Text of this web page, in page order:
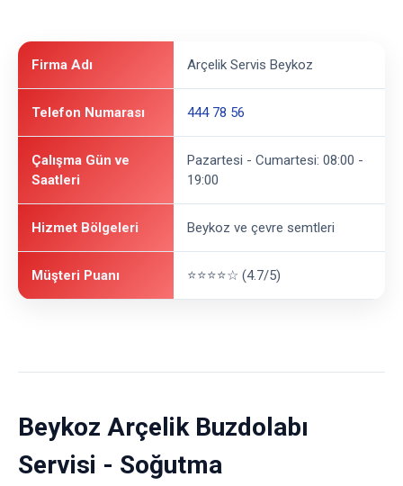
Firma Adı Arçelik Servis Beykoz
Telefon Numarası 444 78 56
Çalışma Gün ve
Saatleri
Pazartesi - Cumartesi: 08:00 -
19:00
Hizmet Bölgeleri Beykoz ve çevre semtleri
Müşteri Puanı ⭐⭐⭐⭐☆ (4.7/5)
Beykoz Arçelik Buzdolabı
Servisi - Soğutma